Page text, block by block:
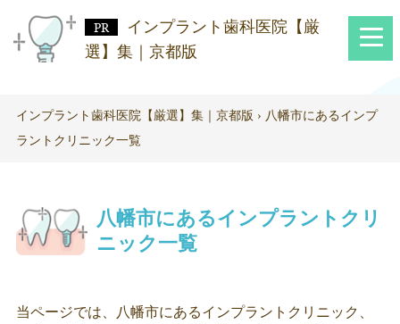
インプラント歯科医院【厳
選】集｜京都版
インプラント歯科医院【厳選】集｜京都版 › 八幡市にあるインプ
ラントクリニック一覧
八幡市にあるインプラントクリ
ニック一覧
当ページでは、八幡市にあるインプラントクリニック、